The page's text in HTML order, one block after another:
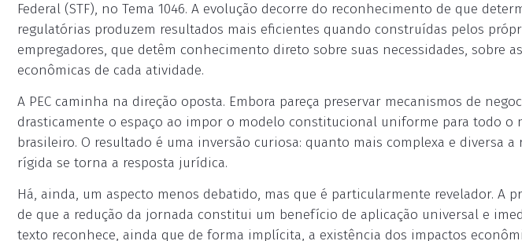
Federal (STF), no Tema 1046. A evolução decorre do reconhecimento de que
regulatórias produzem resultados mais eficientes quando construídas pelos
empregadores, que detêm conhecimento direto sobre suas necessidades, sobre
econômicas de cada atividade.
A PEC caminha na direção oposta. Embora pareça preservar mecanismos de
drasticamente o espaço ao impor o modelo constitucional uniforme para todo o
brasileiro. O resultado é uma inversão curiosa: quanto mais complexa e diversa a
rígida se torna a resposta jurídica.
Há, ainda, um aspecto menos debatido, mas que é particularmente revelador. A
de que a redução da jornada constitui um benefício de aplicação universal e
texto reconhece, ainda que de forma implícita, a existência dos impactos